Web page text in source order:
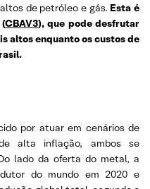
de petróleo e gás. Esta é
CBAV3), que pode desfrutar
altos enquanto os custos de
por atuar em cenários de
alta inflação, ambos se
lado da oferta do metal, a
do mundo em 2020 e